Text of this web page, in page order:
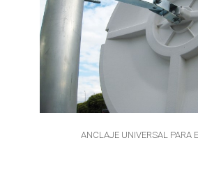
ANCLAJE UNIVERSAL PARA